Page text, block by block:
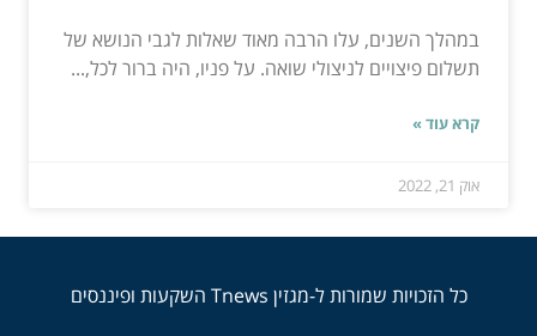
במהלך השנים, עלו הרבה מאוד שאלות לגבי הנושא של
תשלום פיצויים לניצולי שואה. על פניו, היה ברור לכל,...
קרא עוד »
אוק 21, 2022
כל הזכויות שמורות ל-מגזין Tnews השקעות ופיננסים